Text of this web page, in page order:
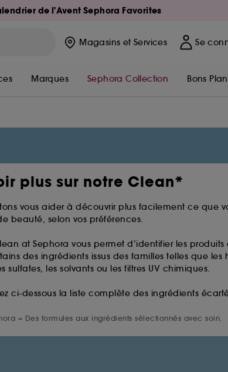
de l'Avent Sephora Favorites
Magasins et Services Se
Marques Sephora Collection Bons
plus sur notre Clean*
vous aider à découvrir plus facilement ce que
beauté, selon vos préférences.
at Sephora vous permet d’identifier les produits
des ingrédients issus des familles telles que les
sulfates, les solvants ou les filtres UV chimiques.
ci-dessous la liste complète des ingrédients
= Des formules aux ingrédients sélectionnés avec soin.